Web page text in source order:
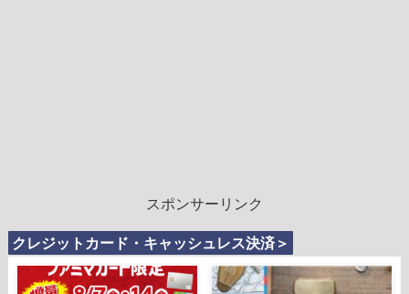
スポンサーリンク
クレジットカード・キャッシュレス決済＞